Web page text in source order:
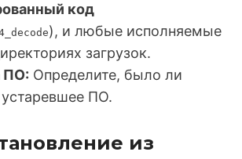
код
), и любые исполняемые
загрузок.
ПО: Определите, было ли
ПО.
из